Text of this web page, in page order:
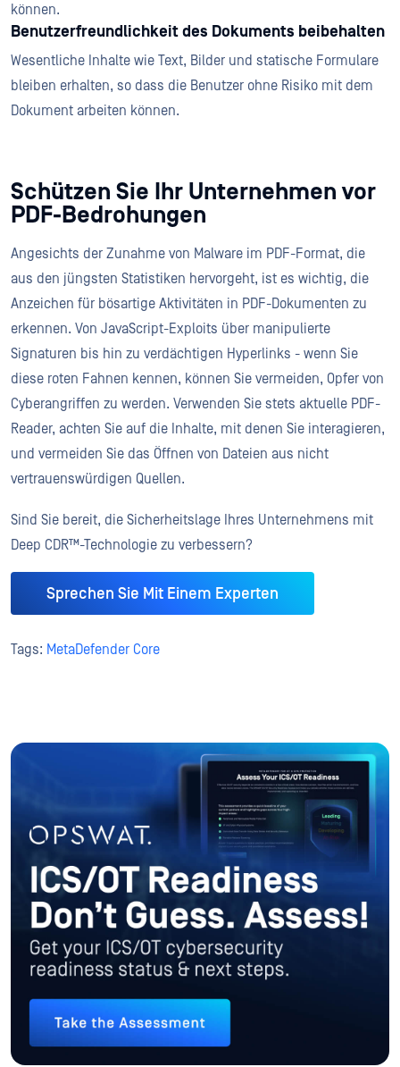
können.
Benutzerfreundlichkeit des Dokuments beibehalten
Wesentliche Inhalte wie Text, Bilder und statische Formulare
bleiben erhalten, so dass die Benutzer ohne Risiko mit dem
Dokument arbeiten können.
Schützen Sie Ihr Unternehmen vor
PDF-Bedrohungen
Angesichts der Zunahme von Malware im PDF-Format, die
aus den jüngsten Statistiken hervorgeht, ist es wichtig, die
Anzeichen für bösartige Aktivitäten in PDF-Dokumenten zu
erkennen. Von JavaScript-Exploits über manipulierte
Signaturen bis hin zu verdächtigen Hyperlinks - wenn Sie
diese roten Fahnen kennen, können Sie vermeiden, Opfer von
Cyberangriffen zu werden. Verwenden Sie stets aktuelle PDF-
Reader, achten Sie auf die Inhalte, mit denen Sie interagieren,
und vermeiden Sie das Öffnen von Dateien aus nicht
vertrauenswürdigen Quellen.
Sind Sie bereit, die Sicherheitslage Ihres Unternehmens mit
Deep CDR™-Technologie zu verbessern?
Sprechen Sie Mit Einem Experten
Tags: MetaDefender Core